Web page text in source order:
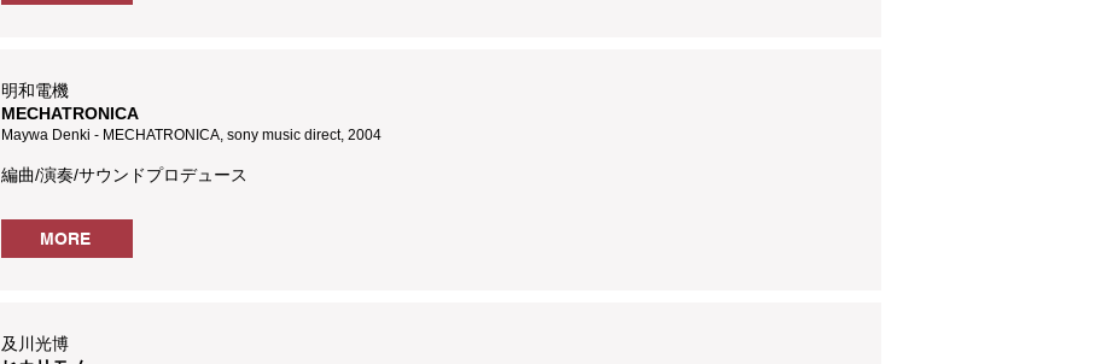
明和電機
MECHATRONICA
Maywa Denki - MECHATRONICA, sony music direct, 2004
編曲/演奏/サウンドプロデュース
MORE
及川光博